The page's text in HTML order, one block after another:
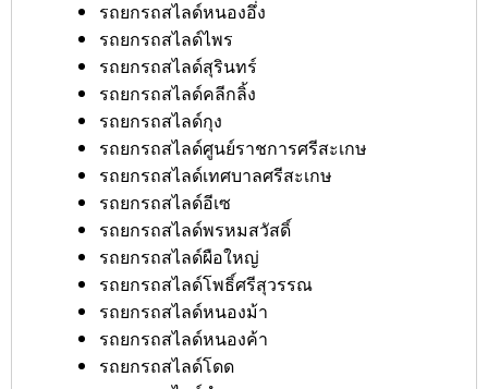
รถยกรถสไลด์หนองอึ่ง
รถยกรถสไลด์ไพร
รถยกรถสไลด์สุรินทร์
รถยกรถสไลด์คลีกลิ้ง
รถยกรถสไลด์กุง
รถยกรถสไลด์ศูนย์ราชการศรีสะเกษ
รถยกรถสไลด์เทศบาลศรีสะเกษ
รถยกรถสไลด์อีเซ
รถยกรถสไลด์พรหมสวัสดิ์
รถยกรถสไลด์ผือใหญ่
รถยกรถสไลด์โพธิ์ศรีสุวรรณ
รถยกรถสไลด์หนองม้า
รถยกรถสไลด์หนองค้า
รถยกรถสไลด์โดด